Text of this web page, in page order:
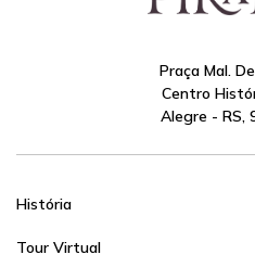
Praça Mal.
Centro
Alegre - RS,
História
Tour Virtual